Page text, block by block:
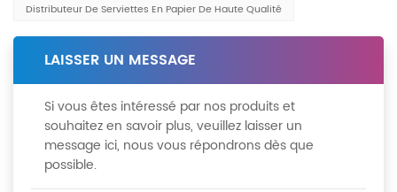
Distributeur De Serviettes En Papier De Haute Qualité
LAISSER UN MESSAGE
Si vous êtes intéressé par nos produits et
souhaitez en savoir plus, veuillez laisser un
message ici, nous vous répondrons dès que
possible.